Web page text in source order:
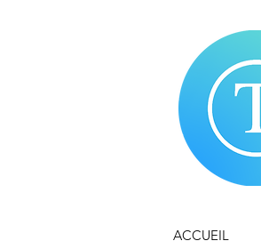
ACCUEIL